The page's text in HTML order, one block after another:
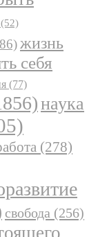
(52)
жизнь
себя
(77)
наука
(278)
свобода (256)